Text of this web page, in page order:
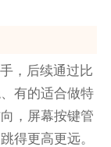
，后续通过比
有的适合做特
，屏幕按键管
得更高更远。